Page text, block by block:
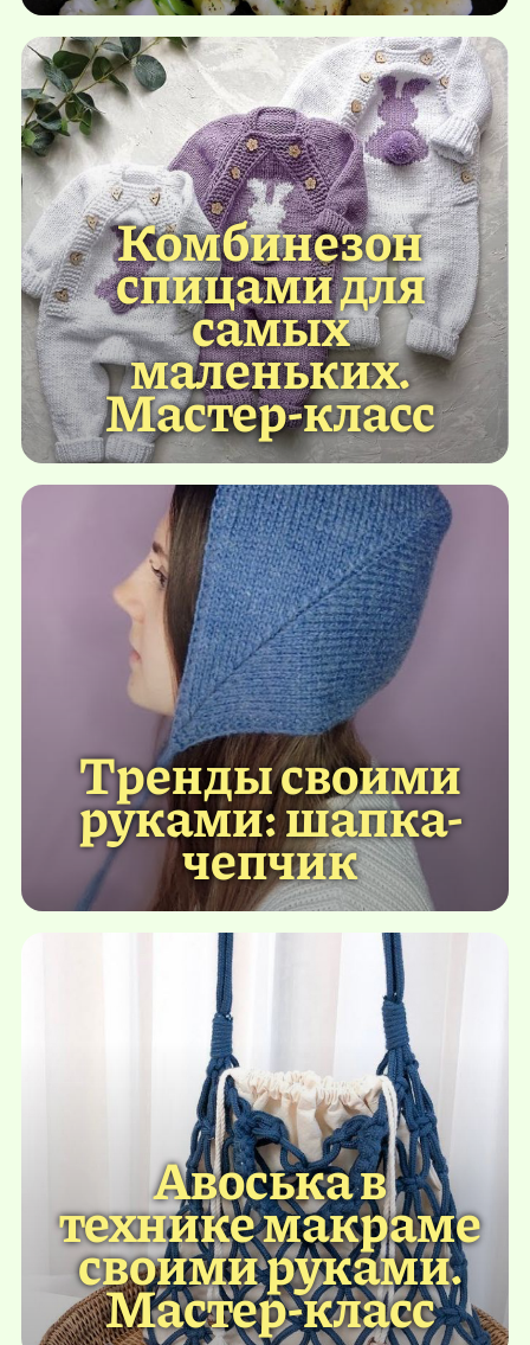
Комбинезон
спицами для
самых
маленьких.
Мастер-класс
Тренды своими
руками: шапка-
чепчик
Авоська в
технике макраме
своими руками.
Мастер-класс